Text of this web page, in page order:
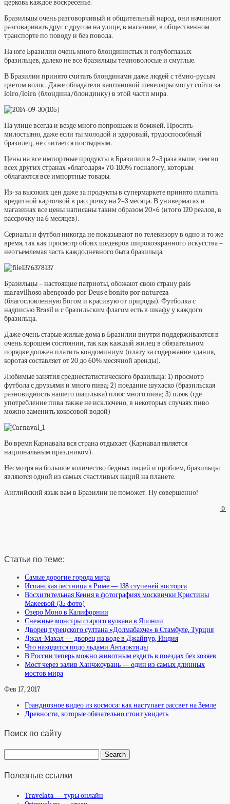
церковь каждое воскресенье.
Бразильцы очень разговорчивый и общительный народ, они начинают
разговаривать друг с другом на улице, в магазине, в общественном
транспорте по поводу и без повода.
На юге Бразилии очень много блондинистых и голубоглазых
бразильцев, далеко не все бразильцы темноволосые и смуглые.
В Бразилии принято считать блондинами даже людей с тёмно-русым
цветом волос. Даже обладатели каштановой шевелюры могут сойти за
loiro/loira (блондина/блондинку) в этой части мира.
На улице всегда и везде много попрошаек и бомжей. Просить
милостыню, даже если ты молодой и здоровый, трудоспособный
бразилец, не считается постыдным.
Цены на все импортные продукты в Бразилии в 2–3 раза выше, чем во
всех других странах «благодаря» 70-100% госналогу, которым
облагаются все импортные товары.
Из-за высоких цен даже за продукты в супермаркете принято платить
кредитной карточкой в рассрочку на 2–3 месяца. В универмагах и
магазинах все цены написаны таким образом 20×6 (итого 120 реалов, в
рассрочку на 6 месяцев).
Сериалы и футбол никогда не показывают по телевизору в одно и то же
время, так как просмотр обоих шедевров широкоэкранного искусства –
неотъемлемая часть каждодневного быта бразильца.
Бразильцы – настоящие патриоты, обожают свою страну país
maravilhoso abençoado por Deus e bonito por natureza
(благословленную Богом и красивую от природы). Футболка с
надписью Brasil и с бразильским флагом есть в шкафу у каждого
бразильца.
Даже очень старые жилые дома в Бразилии внутри поддерживаются в
очень хорошем состоянии, так как каждый жилец в обязательном
порядке должен платить кондоминиум (плату за содержание здания,
коротая составляет от 20 до 60% месячной аренды).
Любимые занятия среднестатистического бразильца: 1) просмотр
футбола с друзьями и много пива; 2) поедание шухаско (бразильская
разновидность нашего шашлыка) плюс много пива; 3) пляж (где
употребление пива также не исключено, в некоторых случаях пиво
можно заменить кокосовой водой)
Во время Карнавала вся страна отдыхает (Карнавал является
национальным праздником).
Несмотря на большое количество бедных людей и проблем, бразильцы
являются одной из самых счастливых наций на планете.
Английский язык вам в Бразилии не поможет. Ну совершенно!
©
Статьи по теме:
Самые дорогие города мира
Испанская лестница в Риме — 138 ступеней восторга
Восхитительная Кения в фотографиях москвички Кристины
Макеевой (35 фото)
Озеро Моно в Калифорнии
Снежные монстры старого вулкана в Японии
Дворец турецского султана «Долмабахче» в Стамбуле, Турция
Джал-Махал — дворец на воде в Джайпур, Индия
Что находится подо льдами Антарктиды
В России теперь можно животным ездить в поездах без хозяев
Мост через залив Ханчжоувань — один из самых длинных
мостов мира
Фев 17, 2017
Грандиозное видео из космоса: как наступает рассвет на Земле
Древности, которые обязательно стоит увидеть
Поиск по сайту
Полезные ссылки
Travelata — туры онлайн